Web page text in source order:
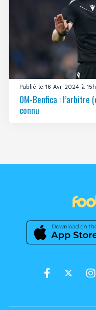
Publié le 16 Avr 2024 à
OM-Benfica : l’arbitre
connu